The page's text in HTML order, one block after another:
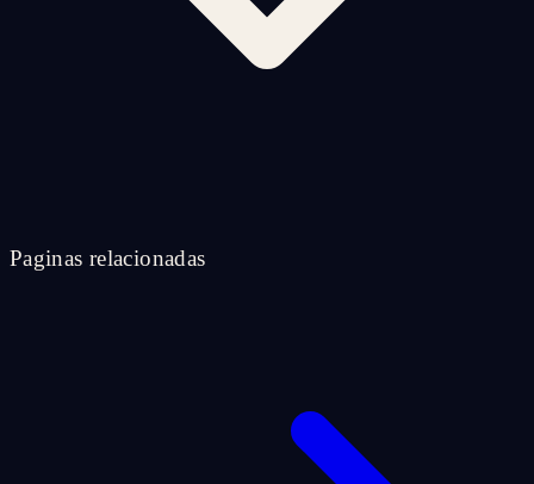
Paginas relacionadas